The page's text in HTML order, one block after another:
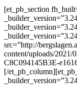
[et_pb_section
src=”http://
content/uploads/
C8C094145B3E-
[/